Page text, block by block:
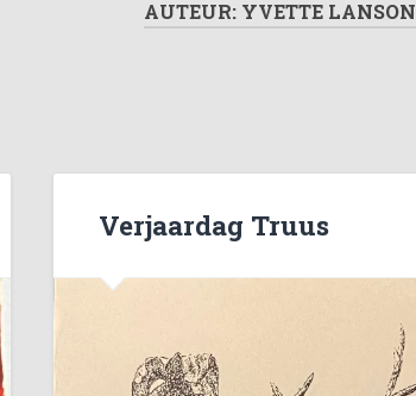
AUTEUR: YVETTE LANSON
Verjaardag Truus